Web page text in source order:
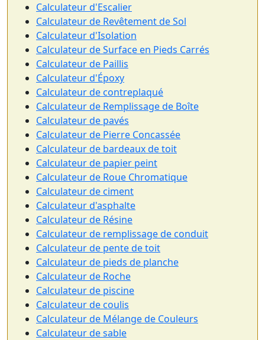
Calculateur d'Escalier
Calculateur de Revêtement de Sol
Calculateur d'Isolation
Calculateur de Surface en Pieds Carrés
Calculateur de Paillis
Calculateur d'Époxy
Calculateur de contreplaqué
Calculateur de Remplissage de Boîte
Calculateur de pavés
Calculateur de Pierre Concassée
Calculateur de bardeaux de toit
Calculateur de papier peint
Calculateur de Roue Chromatique
Calculateur de ciment
Calculateur d'asphalte
Calculateur de Résine
Calculateur de remplissage de conduit
Calculateur de pente de toit
Calculateur de pieds de planche
Calculateur de Roche
Calculateur de piscine
Calculateur de coulis
Calculateur de Mélange de Couleurs
Calculateur de sable